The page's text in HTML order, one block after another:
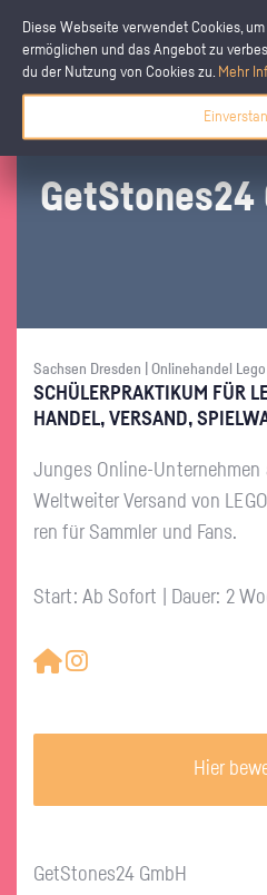
Diese Webseite verwendet Cookies,
ermöglichen und das Angebot zu
du der Nutzung von Cookies zu. Mehr
GetS­to­nes24
Sachsen Dresden | Onlinehandel Lego
SCHÜ­LER­PRAK­TI­KUM FÜR
HAN­DEL, VER­SAND,
Jun­ges On­line-Un­ter­neh­men
Welt­wei­ter Ver­sand von
ren für Samm­ler und Fans.
Start: Ab Sofort | Dauer: 2
Hier
GetS­to­nes24 GmbH